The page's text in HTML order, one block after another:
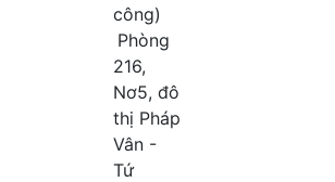
công)
Phòng
216,
Nơ5, đô
thị Pháp
Vân -
Tứ